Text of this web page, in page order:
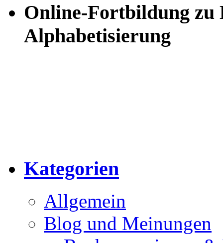
Online-Fortbildung zu
Alphabetisierung
Kategorien
Allgemein
Blog und Meinungen